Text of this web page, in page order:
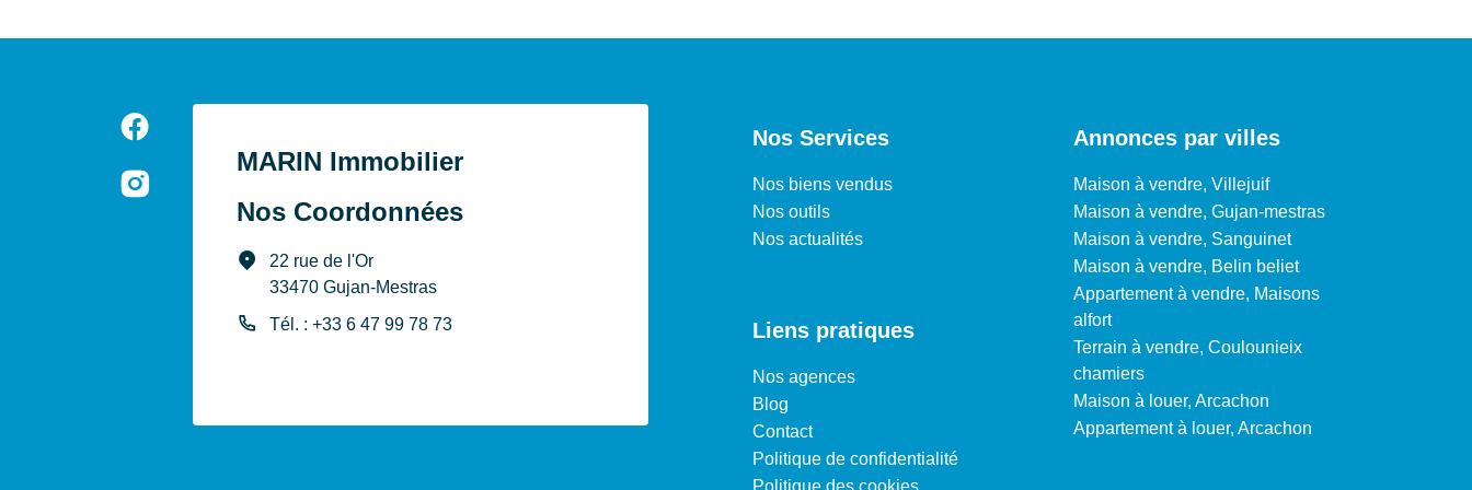
MARIN Immobilier
Nos Coordonnées
22 rue de l'Or
33470 Gujan-Mestras
Tél. : +33 6 47 99 78 73
Nos Services
Nos biens vendus
Nos outils
Nos actualités
Liens pratiques
Nos agences
Blog
Contact
Politique de confidentialité
Politique des cookies
Annonces par villes
Maison à vendre, Villejuif
Maison à vendre, Gujan-mestras
Maison à vendre, Sanguinet
Maison à vendre, Belin beliet
Appartement à vendre, Maisons
alfort
Terrain à vendre, Coulounieix
chamiers
Maison à louer, Arcachon
Appartement à louer, Arcachon